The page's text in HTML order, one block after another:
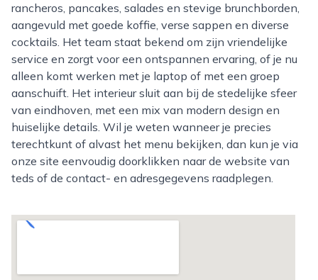
rancheros, pancakes, salades en stevige brunchborden,
aangevuld met goede koffie, verse sappen en diverse
cocktails. Het team staat bekend om zijn vriendelijke
service en zorgt voor een ontspannen ervaring, of je nu
alleen komt werken met je laptop of met een groep
aanschuift. Het interieur sluit aan bij de stedelijke sfeer
van eindhoven, met een mix van modern design en
huiselijke details. Wil je weten wanneer je precies
terechtkunt of alvast het menu bekijken, dan kun je via
onze site eenvoudig doorklikken naar de website van
teds of de contact- en adresgegevens raadplegen.